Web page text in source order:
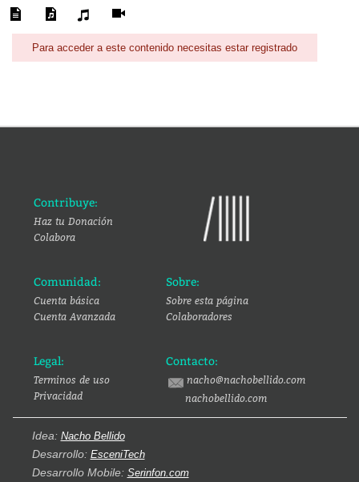
Para acceder a este contenido necesitas estar registrado
Contribuye:
Haz tu Donación
Colabora
Comunidad:
Cuenta básica
Cuenta Avanzada
Sobre:
Sobre esta página
Colaboradores
Legal:
Terminos de uso
Privacidad
Contacto:
nacho@nachobellido.com
nachobellido.com
Idea: Nacho Bellido
Desarrollo: EsceniTech
Desarrollo Mobile: Serinfon.com